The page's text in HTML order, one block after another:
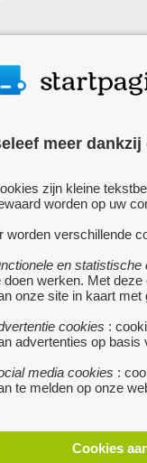
meer
zijn kleine
worden op uw
worden verschillende
en statistische
doen werken. Met
onze site in kaart met
cookies :
advertenties op basis
media cookies :
te melden op onze
Cookies
je
of de
voor
een